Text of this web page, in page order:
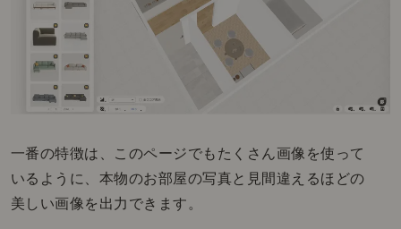
一番の特徴は、このページでもたくさん画像を使って
いるように、本物のお部屋の写真と見間違えるほどの
美しい画像を出力できます。